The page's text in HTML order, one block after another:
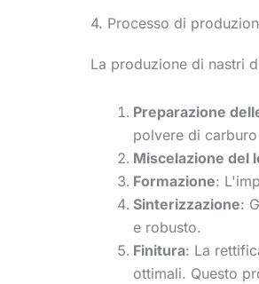
4. Processo di
La produzione di nastri
Preparazione
polvere di
Miscelazione del
Formazione:
Sinterizzazione:
e robusto.
Finitura: La
ottimali. Questo